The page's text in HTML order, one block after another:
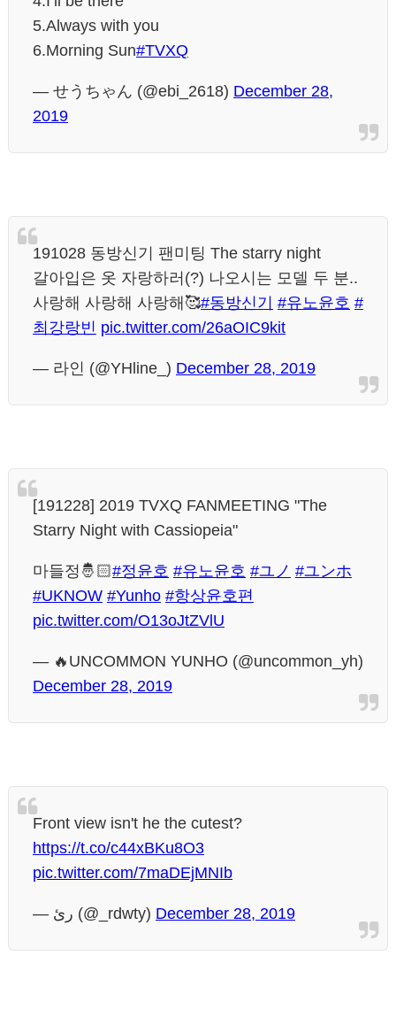
5.Always with you
6.Morning Sun#TVXQ
— せうちゃん (@ebi_2618) December 28,
2019
191028 동방신기 팬미팅 The starry night
갈아입은 옷 자랑하러(?) 나오시는 모델 두 분..
사랑해 사랑해 사랑해🥰#동방신기 #유노윤호 #
최강랑빈 pic.twitter.com/26aOIC9kit
— 라인 (@YHline_) December 28, 2019
[191228] 2019 TVXQ FANMEETING "The
Starry Night with Cassiopeia"
마들정🤴🏻#정윤호 #유노윤호 #ユノ #ユンホ
#UKNOW #Yunho #항상윤호편
pic.twitter.com/O13oJtZVlU
— 🔥UNCOMMON YUNHO (@uncommon_yh)
December 28, 2019
Front view isn't he the cutest?
https://t.co/c44xBKu8O3
pic.twitter.com/7maDEjMNIb
— رئ (@_rdwty) December 28, 2019